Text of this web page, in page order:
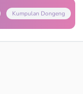
Kumpulan Dongeng